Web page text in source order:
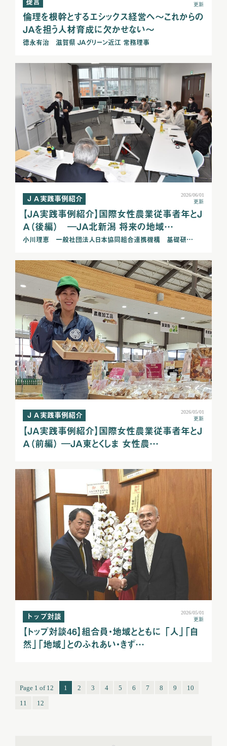
更新
倫理を根幹とするエシックス経営へ～これからの
ＪＡを担う人材育成に欠かせない～
德永有治 滋賀県 ＪＡグリーン近江 常務理事
ＪＡ実践事例紹介
2026/06/01
更新
【ＪＡ実践事例紹介】国際女性農業従事者年とＪ
Ａ（後編） ―ＪＡ北新潟 将来の地域…
小川理恵 一般社団法人日本協同組合連携機構 基礎研…
ＪＡ実践事例紹介
2026/05/01
更新
【ＪＡ実践事例紹介】国際女性農業従事者年とＪ
Ａ（前編） ―ＪＡ東とくしま 女性農…
トップ対談
2026/05/01
更新
【トップ対談46】組合員・地域とともに 「人」「自
然」「地域」とのふれあい・きず…
Page 1 of 12 1 2 3 4 5 6 7 8 9
10
11
12